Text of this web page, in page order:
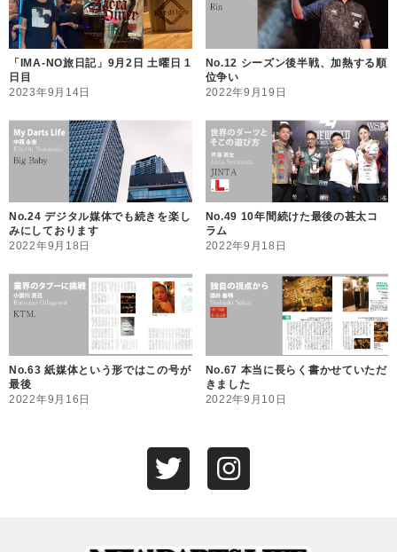
「IMA-NO旅日記」9月2日 土曜日 1
日目
2023年9月14日
No.12 シーズン後半戦、加熱する順
位争い
2022年9月19日
No.24 デジタル媒体でも続きを楽し
みにしております
2022年9月18日
No.49 10年間続けた最後の甚太コ
ラム
2022年9月18日
No.63 紙媒体という形ではこの号が
最後
2022年9月16日
No.67 本当に長らく書かせていただ
きました
2022年9月10日